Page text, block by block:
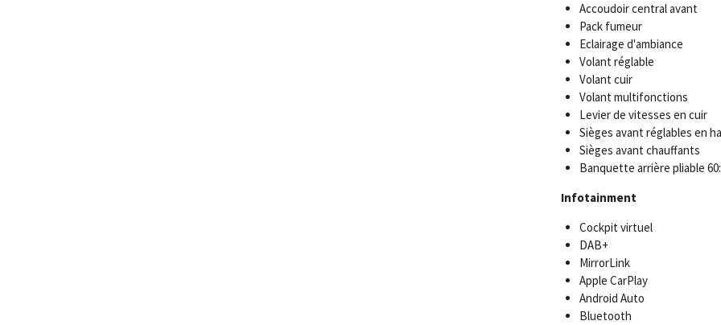
Accoudoir central avant
Pack fumeur
Eclairage d'ambiance
Volant réglable
Volant cuir
Volant multifonctions
Levier de vitesses en cuir
Sièges avant réglables en
Sièges avant chauffants
Banquette arrière pliable
Infotainment
Cockpit virtuel
DAB+
MirrorLink
Apple CarPlay
Android Auto
Bluetooth